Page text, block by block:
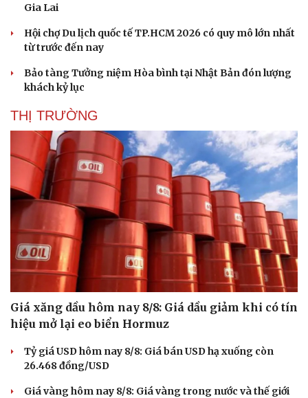
Du lịch
Tư vấn
Săn Tour
Podcast
Câu chuyện thời sự
Đọc truyện đêm khuya
Cửa sổ tình yêu
Kể chuyện cho bé
Hạt giống tâm hồn
Gia Lai
Hội chợ Du lịch quốc tế TP.HCM 2026 có quy mô lớn nhất
từ trước đến nay
Bảo tàng Tưởng niệm Hòa bình tại Nhật Bản đón lượng
khách kỷ lục
THỊ TRƯỜNG
Giá xăng dầu hôm nay 8/8: Giá dầu giảm khi có tín
hiệu mở lại eo biển Hormuz
Tỷ giá USD hôm nay 8/8: Giá bán USD hạ xuống còn
26.468 đồng/USD
Giá vàng hôm nay 8/8: Giá vàng trong nước và thế giới